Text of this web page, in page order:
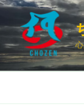
コ
ン
ツ